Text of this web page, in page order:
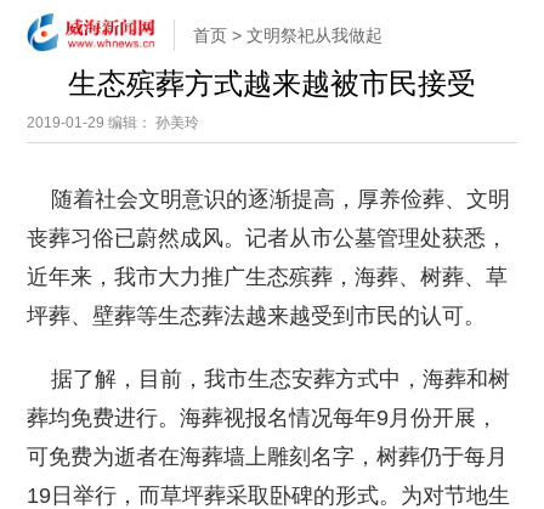
首页 >文明祭祀从我做起
生态殡葬方式越来越被市民接受
2019-01-29编辑： 孙美玲
随着社会文明意识的逐渐提高，厚养俭葬、文明
丧葬习俗已蔚然成风。记者从市公墓管理处获悉，
近年来，我市大力推广生态殡葬，海葬、树葬、草
坪葬、壁葬等生态葬法越来越受到市民的认可。
据了解，目前，我市生态安葬方式中，海葬和树
葬均免费进行。海葬视报名情况每年9月份开展，
可免费为逝者在海葬墙上雕刻名字，树葬仍于每月
19日举行，而草坪葬采取卧碑的形式。为对节地生